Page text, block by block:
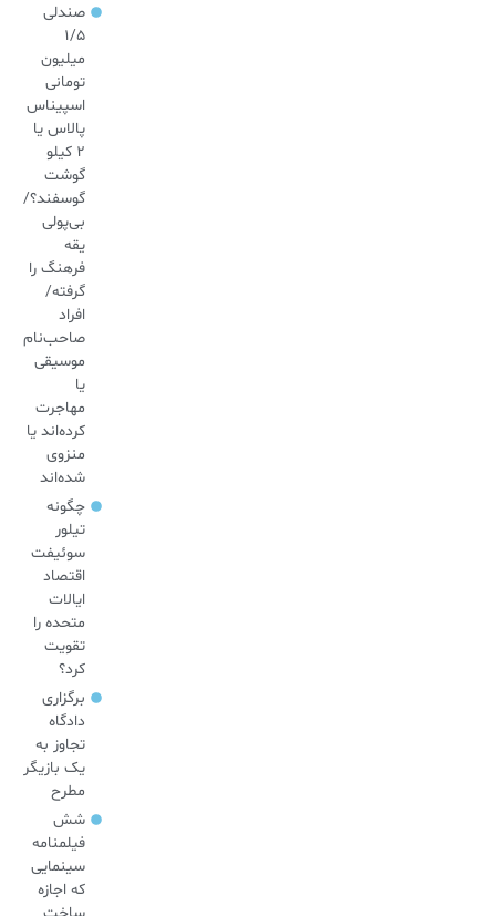
صندلی
۱/۵
میلیون
تومانی
اسپیناس
پالاس یا
۲ کیلو
گوشت
گوسفند؟/
بی‌پولی
یقه
فرهنگ را
گرفته/
افراد
صاحب‌نام
موسیقی
یا
مهاجرت
کرده‌اند یا
منزوی
شده‌اند
چگونه
تیلور
سوئیفت
اقتصاد
ایالات
متحده را
تقویت
کرد؟
برگزاری
دادگاه
تجاوز به
یک بازیگر
مطرح
شش
فیلمنامه
سینمایی
که اجازه